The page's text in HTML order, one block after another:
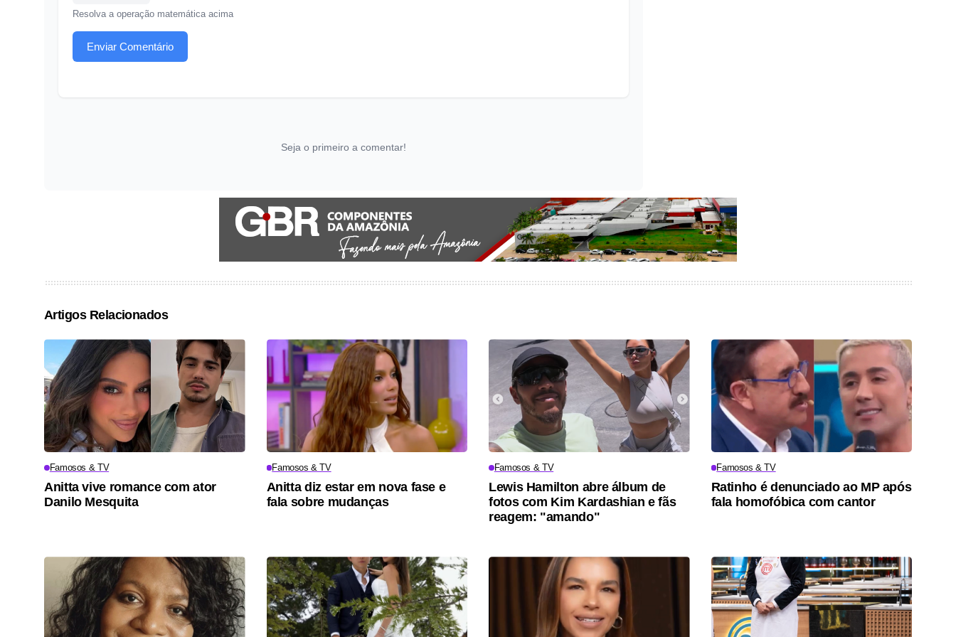
Resolva a operação matemática acima
Enviar Comentário
Seja o primeiro a comentar!
Artigos Relacionados
Famosos & TV
Anitta vive romance com ator
Danilo Mesquita
Famosos & TV
Anitta diz estar em nova fase e
fala sobre mudanças
Famosos & TV
Lewis Hamilton abre álbum de
fotos com Kim Kardashian e fãs
reagem: "amando"
Famosos & TV
Ratinho é denunciado ao MP após
fala homofóbica com cantor